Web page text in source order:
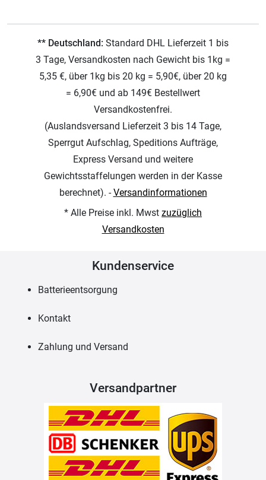
** Deutschland: Standard DHL Lieferzeit 1 bis
3 Tage, Versandkosten nach Gewicht bis 1kg =
5,35 €, über 1kg bis 20 kg = 5,90€, über 20 kg
= 6,90€ und ab 149€ Bestellwert
Versandkostenfrei.
(Auslandsversand Lieferzeit 3 bis 14 Tage,
Sperrgut Aufschlag, Speditions Aufträge,
Express Versand und weitere
Gewichtsstaffelungen werden in der Kasse
berechnet). -Versandinformationen
* Alle Preise inkl. Mwst zuzüglich
Versandkosten
Kundenservice
Batterieentsorgung
Kontakt
Zahlung und Versand
Versandpartner